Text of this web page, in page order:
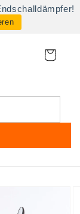
Warenkorb